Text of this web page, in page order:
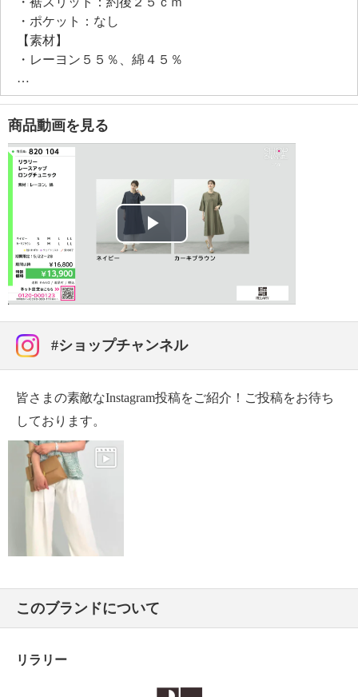
・ポケット：なし
【素材】
・レーヨン５５％、綿４５％
【メンテナンス（絵表示ラベル）】
・洗濯機：可
・漂白処理：塩素系・酸素系漂白不可
・タンブル乾燥：不可
・自然乾燥：日陰の吊り干し
・アイロン仕上げ：可（中温）
・ドライクリーニング：石油系ドライクリーニング可
・ウエットクリーニング：可
【メンテナンス（ケアラベル）】
・長時間照射による変退色注意
・単品洗い
・水や汗などによる色落ち、色移り注意
・摩擦による色落ち、色移り注意
【原産国（地）】
商品動画を見る
Play
#ショップチャンネル
皆さまの素敵なInstagram投稿をご紹介！ご投稿をお待ち
しております。
このブランドについて
リラリー